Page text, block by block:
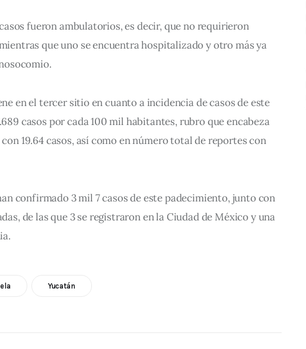
fueron ambulatorios, es decir, que no requirieron
que uno se encuentra hospitalizado y otro más ya
en el tercer sitio en cuanto a incidencia de casos de este
casos por cada 100 mil habitantes, rubro que encabeza
19.64 casos, así como en número total de reportes con
confirmado 3 mil 7 casos de este padecimiento, junto con
de las que 3 se registraron en la Ciudad de México y una
Yucatán